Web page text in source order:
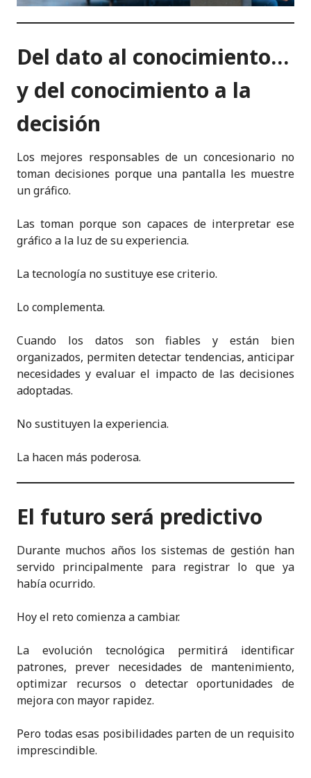
Del dato al conocimiento…
y del conocimiento a la
decisión
Los mejores responsables de un concesionario no
toman decisiones porque una pantalla les muestre
un gráfico.
Las toman porque son capaces de interpretar ese
gráfico a la luz de su experiencia.
La tecnología no sustituye ese criterio.
Lo complementa.
Cuando los datos son fiables y están bien
organizados, permiten detectar tendencias, anticipar
necesidades y evaluar el impacto de las decisiones
adoptadas.
No sustituyen la experiencia.
La hacen más poderosa.
El futuro será predictivo
Durante muchos años los sistemas de gestión han
servido principalmente para registrar lo que ya
había ocurrido.
Hoy el reto comienza a cambiar.
La evolución tecnológica permitirá identificar
patrones, prever necesidades de mantenimiento,
optimizar recursos o detectar oportunidades de
mejora con mayor rapidez.
Pero todas esas posibilidades parten de un requisito
imprescindible.